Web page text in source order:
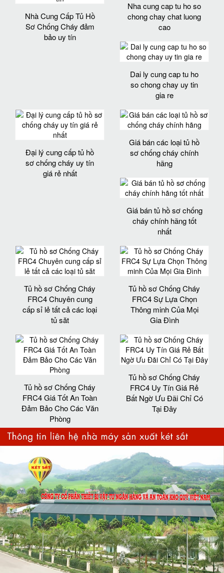
Nhà Cung Cấp Tủ Hồ
Sơ Chống Cháy đảm
bảo uy tín
Nha cung cap tu ho so
chong chay chat luong
cao
Dai ly cung cap tu ho
so chong chay uy tin
gia re
Đại lý cung cấp tủ hồ
sơ chống cháy uy tín
giá rẻ nhất
Giá bán các loại tủ hồ
sơ chống cháy chính
hãng
Giá bán tủ hồ sơ chống
cháy chính hãng tốt
nhất
Tủ hồ sơ Chống Cháy
FRC4 Chuyên cung
cấp sỉ lẻ tất cả các loại
tủ săt
Tủ hồ sơ Chống Cháy
FRC4 Sự Lựa Chọn
Thông minh Của Mọi
Gia Đình
Tủ hồ sơ Chống Cháy
FRC4 Giá Tốt An Toàn
Đảm Bảo Cho Các Văn
Phòng
Tủ hồ sơ Chống Cháy
FRC4 Uy Tín Giá Rẻ
Bất Ngờ Ưu Đãi Chỉ Có
Tại Đây